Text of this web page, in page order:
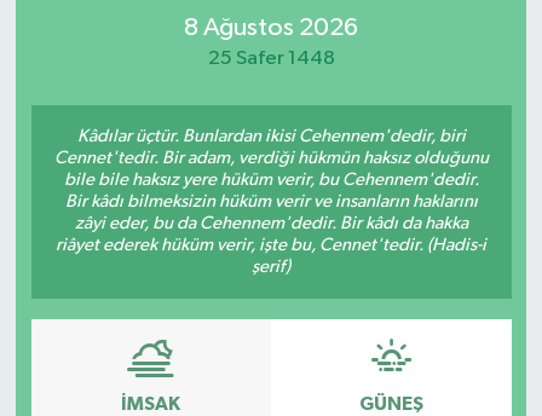
8 Ağustos 2026
25 Safer 1448
Kâdılar üçtür. Bunlardan ikisi Cehennem'dedir, biri
Cennet'tedir. Bir adam, verdiği hükmün haksız olduğunu
bile bile haksız yere hüküm verir, bu Cehennem'dedir.
Bir kâdı bilmeksizin hüküm verir ve insanların haklarını
zâyi eder, bu da Cehennem'dedir. Bir kâdı da hakka
riâyet ederek hüküm verir, işte bu, Cennet'tedir. (Hadis-i
şerif)
İMSAK GÜNEŞ
Kültür - Sanat
Lider Haber TV Canlı Yayın izle